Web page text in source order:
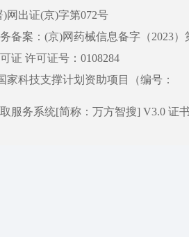
网出证(京)字第072号
备案：(京)网药械信息备字（2023）
证 许可证号：0108284
家科技支撑计划资助项目（编号：
服务系统[简称：万方智搜] V3.0 证